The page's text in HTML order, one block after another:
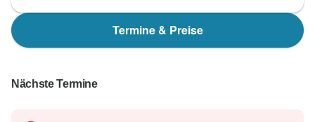
Termine & Preise
Nächste Termine